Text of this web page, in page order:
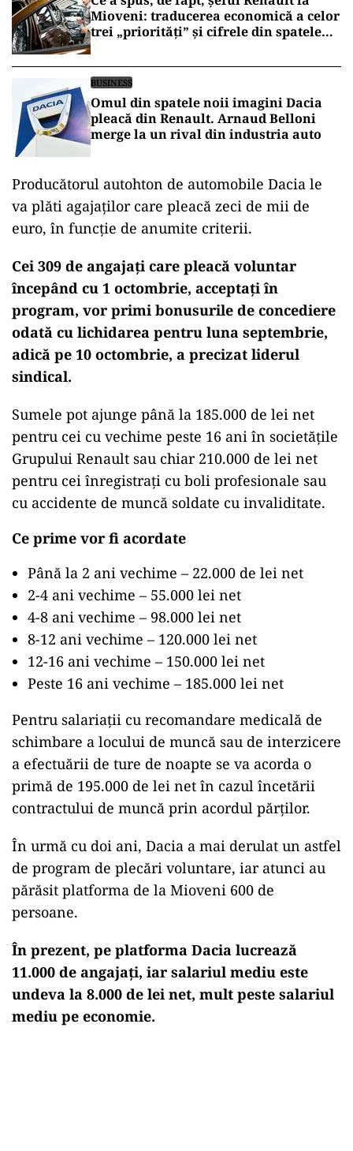
Mioveni: traducerea economică a celor
trei „priorități” și cifrele din spatele
BUSINESS
Omul din spatele noii imagini Dacia
pleacă din Renault. Arnaud Belloni
merge la un rival din industria auto
Producătorul autohton de automobile Dacia le
va plăti agajaţilor care pleacă zeci de mii de
euro, în funcţie de anumite criterii.
Cei 309 de angajaţi care pleacă voluntar
începând cu 1 octombrie, acceptaţi în
program, vor primi bonusurile de concediere
odată cu lichidarea pentru luna septembrie,
adică pe 10 octombrie, a precizat liderul
sindical.
Sumele pot ajunge până la 185.000 de lei net
pentru cei cu vechime peste 16 ani în societăţile
Grupului Renault sau chiar 210.000 de lei net
pentru cei înregistraţi cu boli profesionale sau
cu accidente de muncă soldate cu invaliditate.
Ce prime vor fi acordate
Până la 2 ani vechime – 22.000 de lei net
2-4 ani vechime – 55.000 lei net
4-8 ani vechime – 98.000 lei net
8-12 ani vechime – 120.000 lei net
12-16 ani vechime – 150.000 lei net
Peste 16 ani vechime – 185.000 lei net
Pentru salariaţii cu recomandare medicală de
schimbare a locului de muncă sau de interzicere
a efectuării de ture de noapte se va acorda o
primă de 195.000 de lei net în cazul încetării
contractului de muncă prin acordul părţilor.
În urmă cu doi ani, Dacia a mai derulat un astfel
de program de plecări voluntare, iar atunci au
părăsit platforma de la Mioveni 600 de
persoane.
În prezent, pe platforma Dacia lucrează
11.000 de angajaţi, iar salariul mediu este
undeva la 8.000 de lei net, mult peste salariul
mediu pe economie.